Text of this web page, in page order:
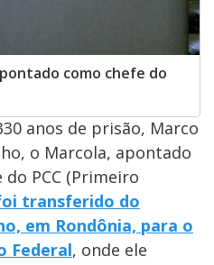
como chefe do
anos de prisão, Marco
o Marcola, apontado
PCC (Primeiro
transferido do
em Rondônia, para o
Federal, onde ele